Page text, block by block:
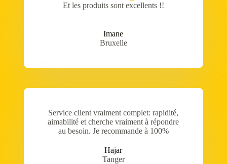
Et les produits sont excellents !!
Imane
Bruxelle
Service client vraiment complet: rapidité,
aimabilité et cherche vraiment à répondre
au besoin. Je recommande à 100%
Hajar
Tanger